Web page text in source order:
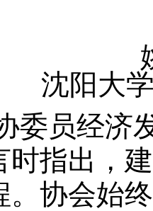
沈阳大
委员经济
时指出，
。协会始